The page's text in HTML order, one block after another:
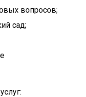
вопросов;
сад;